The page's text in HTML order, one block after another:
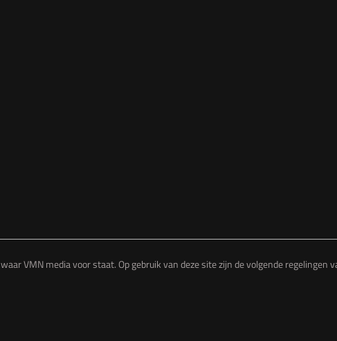
waar VMN media voor staat. Op gebruik van deze site zijn de volgende regelingen